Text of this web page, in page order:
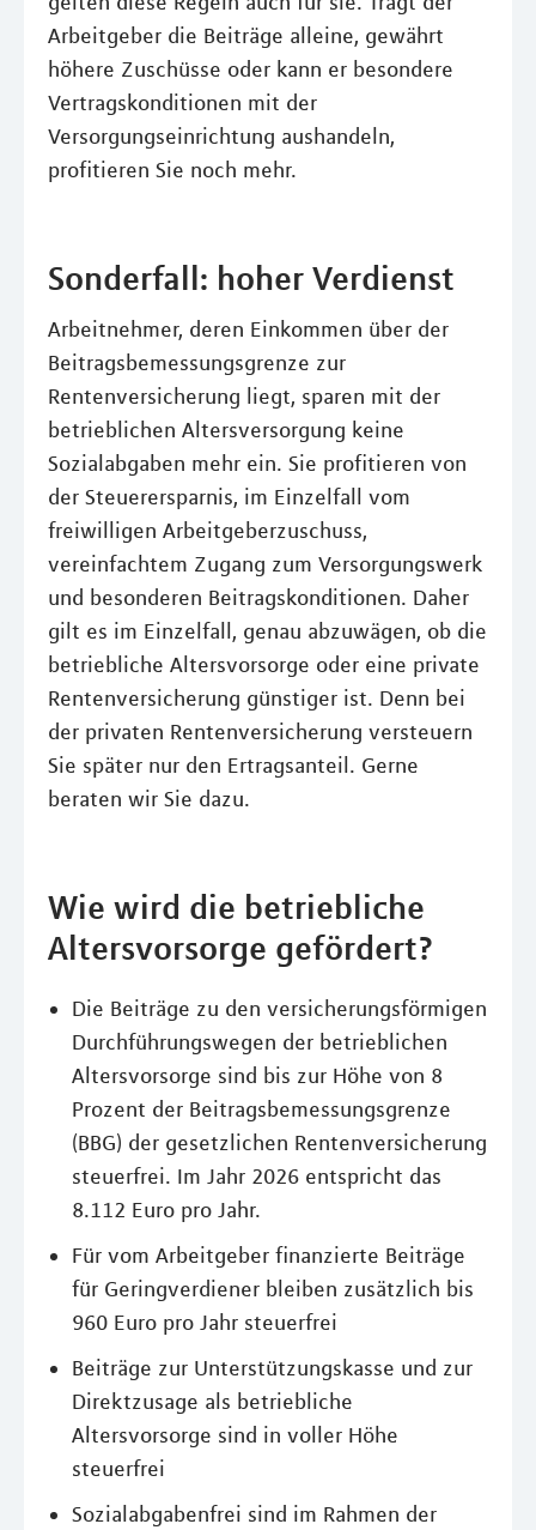
Arbeitgeber die Beiträge alleine, gewährt
höhere Zuschüsse oder kann er besondere
Vertragskonditionen mit der
Versorgungseinrichtung aushandeln,
profitieren Sie noch mehr.
Sonderfall: hoher Verdienst
Arbeitnehmer, deren Einkommen über der
Beitragsbemessungsgrenze zur
Rentenversicherung liegt, sparen mit der
betrieblichen Altersversorgung keine
Sozialabgaben mehr ein. Sie profitieren von
der Steuerersparnis, im Einzelfall vom
freiwilligen Arbeitgeberzuschuss,
vereinfachtem Zugang zum Versorgungswerk
und besonderen Beitragskonditionen. Daher
gilt es im Einzelfall, genau abzuwägen, ob die
betriebliche Altersvorsorge oder eine private
Rentenversicherung günstiger ist. Denn bei
der privaten Rentenversicherung versteuern
Sie später nur den Ertragsanteil. Gerne
beraten wir Sie dazu.
Wie wird die betriebliche
Altersvorsorge gefördert?
Die Beiträge zu den versicherungsförmigen
Durchführungswegen der betrieblichen
Altersvorsorge sind bis zur Höhe von 8
Prozent der Beitragsbemessungsgrenze
(BBG) der gesetzlichen Rentenversicherung
steuerfrei. Im Jahr 2026 entspricht das
8.112 Euro pro Jahr.
Für vom Arbeitgeber finanzierte Beiträge
für Geringverdiener bleiben zusätzlich bis
960 Euro pro Jahr steuerfrei
Beiträge zur Unterstützungskasse und zur
Direktzusage als betriebliche
Altersvorsorge sind in voller Höhe
steuerfrei
Sozialabgabenfrei sind im Rahmen der